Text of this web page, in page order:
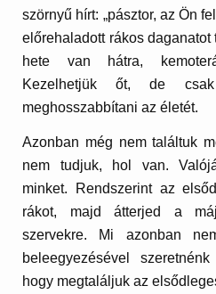
szörnyű hírt: „pásztor, az Ön
előrehaladott rákos
hete van hátra,
Kezelhetjük őt, de
meghosszabbítani az életét.
Azonban még nem találtuk
nem tudjuk, hol van.
minket. Rendszerint az
rákot, majd átterjed a
szervekre. Mi azonban
beleegyezésével
hogy megtaláljuk az